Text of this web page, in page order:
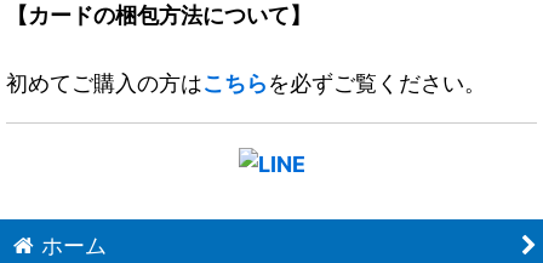
【カードの梱包方法について】
初めてご購入の方はこちらを必ずご覧ください。
ホーム